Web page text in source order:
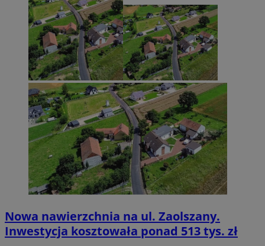
Nowa nawierzchnia na ul. Zaolszany.
Inwestycja kosztowała ponad 513 tys. zł